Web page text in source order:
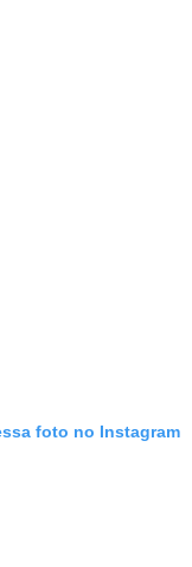
foto no Instagram